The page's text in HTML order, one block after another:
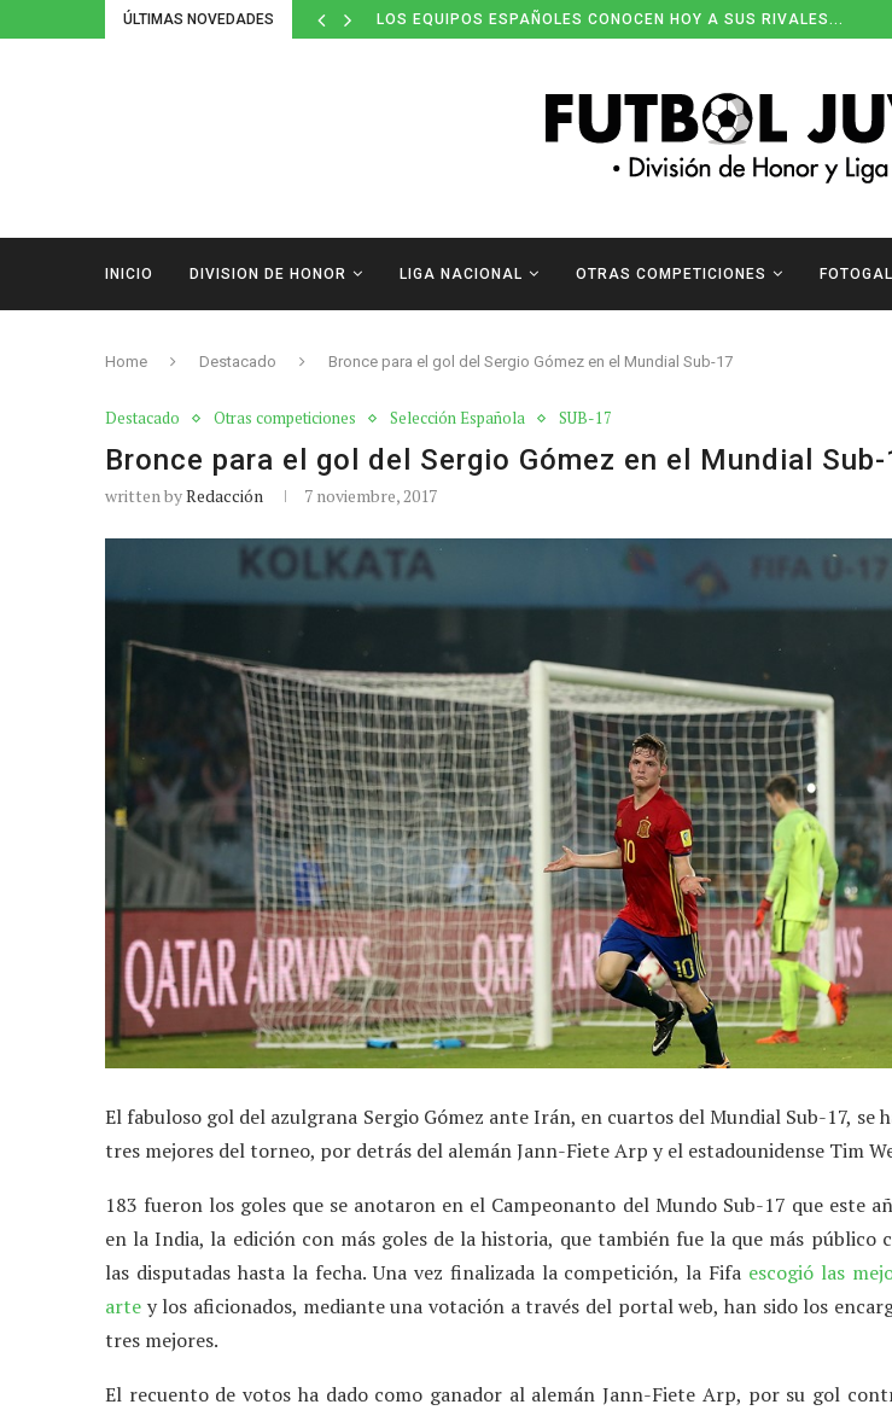
ÚLTIMAS NOVEDADES LOS EQUIPOS ESPAÑOLES CONOCEN HOY A SUS RIVALES...
INICIO DIVISION DE HONOR LIGA NACIONAL OTRAS COMPETICIONES
Home Destacado Bronce para el gol del Sergio Gómez en el Mundial Sub-17
Destacado Otras competiciones Selección Española SUB-17
Bronce para el gol del Sergio Gómez en el Mundial Sub-
written byRedacción 7 noviembre, 2017
El fabuloso gol del azulgrana Sergio Gómez ante Irán, en cuartos del Mundial Sub-17, se
tres mejores del torneo, por detrás del alemán Jann-Fiete Arp y el estadounidense Tim
183 fueron los goles que se anotaron en el Campeonanto del Mundo Sub-17 que este
en la India, la edición con más goles de la historia, que también fue la que más público
las disputadas hasta la fecha. Una vez finalizada la competición, la Fifa escogió las
arte y los aficionados, mediante una votación a través del portal web, han sido los
tres mejores.
El recuento de votos ha dado como ganador al alemán Jann-Fiete Arp, por su gol